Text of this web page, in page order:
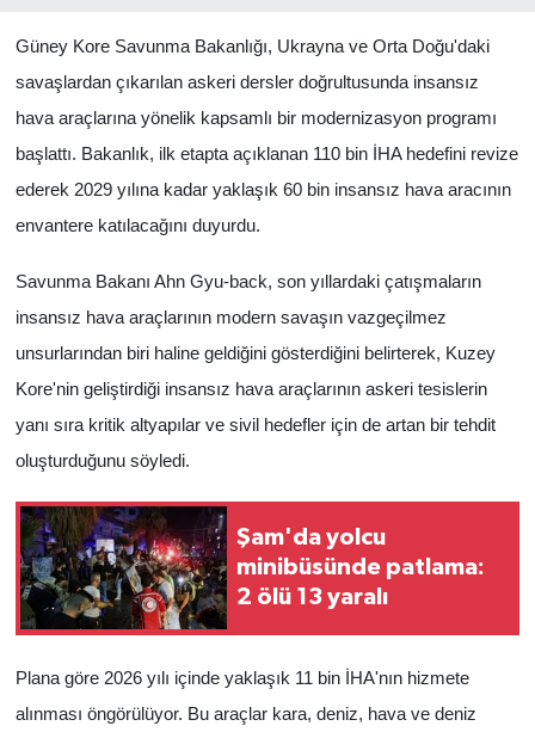
Güney Kore Savunma Bakanlığı, Ukrayna ve Orta Doğu'daki
savaşlardan çıkarılan askeri dersler doğrultusunda insansız
hava araçlarına yönelik kapsamlı bir modernizasyon programı
başlattı. Bakanlık, ilk etapta açıklanan 110 bin İHA hedefini revize
ederek 2029 yılına kadar yaklaşık 60 bin insansız hava aracının
envantere katılacağını duyurdu.
Savunma Bakanı Ahn Gyu-back, son yıllardaki çatışmaların
insansız hava araçlarının modern savaşın vazgeçilmez
unsurlarından biri haline geldiğini gösterdiğini belirterek, Kuzey
Kore'nin geliştirdiği insansız hava araçlarının askeri tesislerin
yanı sıra kritik altyapılar ve sivil hedefler için de artan bir tehdit
oluşturduğunu söyledi.
Şam'da yolcu
minibüsünde patlama:
2 ölü 13 yaralı
Plana göre 2026 yılı içinde yaklaşık 11 bin İHA'nın hizmete
alınması öngörülüyor. Bu araçlar kara, deniz, hava ve deniz